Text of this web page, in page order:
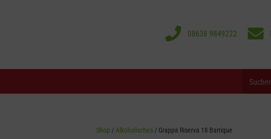
08638 9849222
Products
search
Shop /Alkoholisches / Grappa Riserva 18 Barrique